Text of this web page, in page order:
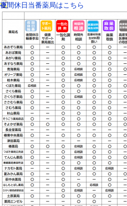
夜間休日当番薬局はこちら